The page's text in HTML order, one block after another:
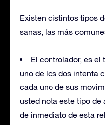
Existen distintos tipos
sanas, las más
El controlador, es el
uno de los dos intenta
cada uno de sus
usted nota este tipo de
de inmediato de esta